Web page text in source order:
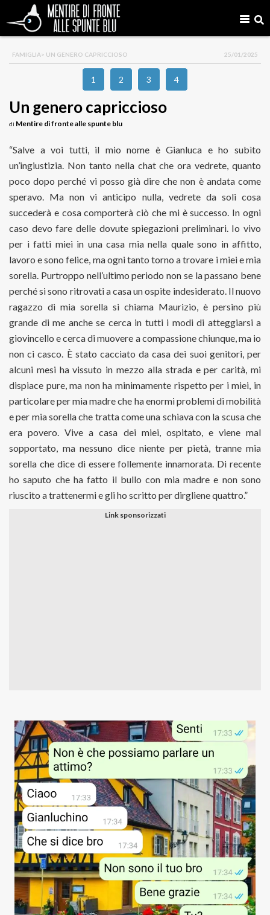
FAMIGLIA> UN GENERO CAPRICCIOSO 25/01/2025
1 2 3 4
Un genero capriccioso
di Mentire di fronte alle spunte blu
“Salve a voi tutti, il mio nome è Gianluca e ho subìto
un’ingiustizia. Non tanto nella chat che ora vedrete, quanto
poco dopo perché vi posso già dire che non è andata come
speravo. Ma non vi anticipo nulla, vedrete da soli cosa
succederà e cosa comporterà ciò che mi è successo. In ogni
caso devo fare delle dovute spiegazioni preliminari. Io vivo
per i fatti miei in una casa mia nella quale sono in affitto,
lavoro e sono felice, ma ogni tanto torno a trovare i miei e mia
sorella. Purtroppo nell’ultimo periodo non se la passano bene
perché si sono ritrovati a casa un ospite indesiderato. Il nuovo
ragazzo di mia sorella si chiama Maurizio, è persino più
grande di me anche se cerca in tutti i modi di atteggiarsi a
giovincello e cerca di muovere a compassione chiunque, ma io
non ci casco. È stato cacciato da casa dei suoi genitori, per
alcuni mesi ha vissuto in mezzo alla strada e per carità, mi
dispiace pure, ma non ha minimamente rispetto per i miei, in
particolare per mia madre che ha enormi problemi di mobilità
e per mia sorella che tratta come una schiava con la scusa che
era povero. Vive a casa dei miei, ospitato, e viene mal
sopportato, ma nessuno dice niente per pietà, tranne mia
sorella che dice di essere follemente innamorata. Di recente
ho saputo che ha fatto il bullo con mia madre e non sono
riuscito a trattenermi e gli ho scritto per dirgliene quattro.”